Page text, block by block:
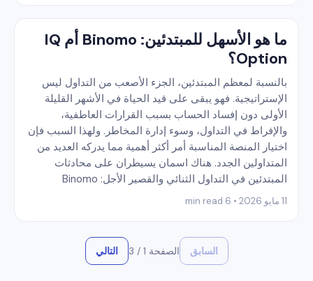
ما هو الأسهل للمبتدئين: Binomo أم IQ
Option؟
بالنسبة لمعظم المبتدئين، الجزء الأصعب من التداول ليس
الإستراتيجية. فهو يبقى على قيد الحياة في الأشهر القليلة
الأولى دون إفساد الحساب بسبب القرارات العاطفية،
والإفراط في التداول، وسوء إدارة المخاطر. ولهذا السبب فإن
اختيار المنصة المناسبة أمر أكثر أهمية مما يدركه العديد من
المتداولين الجدد. هناك اسمان يسيطران على محادثات
المبتدئين في التداول الثنائي والقصير الأجل: Binomo
11 مايو 2026 • 6 min read
السابق الصفحة 1
/
3 التالي